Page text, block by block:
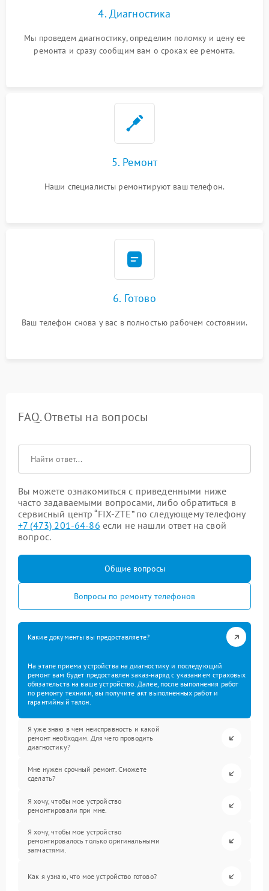
4. Диагностика
Мы проведем диагностику, определим поломку и цену ее
ремонта и сразу сообщим вам о сроках ее ремонта.
5. Ремонт
Наши специалисты ремонтируют ваш телефон.
6. Готово
Ваш телефон снова у вас в полностью рабочем состоянии.
FAQ. Ответы на вопросы
Вы можете ознакомиться с приведенными ниже
часто задаваемыми вопросами, либо обратиться в
сервисный центр “FIX-ZTE” по следующему телефону
+7 (473) 201-64-86 если не нашли ответ на свой
вопрос.
Общие вопросы
Вопросы по ремонту телефонов
Какие документы вы предоставляете?
На этапе приема устройства на диагностику и последующий
ремонт вам будет предоставлен заказ-наряд с указанием страховых
обязательств на ваше устройство. Далее, после выполнения работ
по ремонту техники, вы получите акт выполненных работ и
гарантийный талон.
Я уже знаю в чем неисправность и какой
ремонт необходим. Для чего проводить
диагностику?
Мне нужен срочный ремонт. Сможете
сделать?
Я хочу, чтобы мое устройство
ремонтировали при мне.
Я хочу, чтобы мое устройство
ремонтировалось только оригинальными
запчастями.
Как я узнаю, что мое устройство готово?